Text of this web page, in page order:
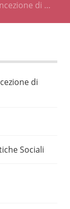
di …
di
Sociali